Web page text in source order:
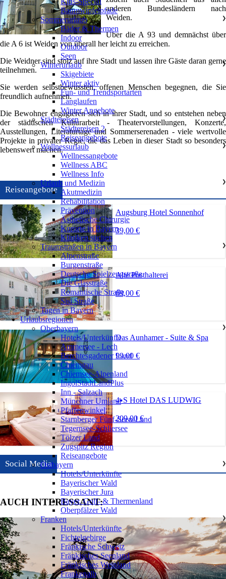
anderen Bundesländern nach
Weiden.
Über die A 93 und demnächst über
die A 6 ist Weiden von überall her leicht zu erreichen.
Die Weidner sind stolz auf ihre Stadt und lassen ihre Gäste daran gerne
teilnehmen.
Sie werden selbstbewussten, offenen Menschen begegnen, die Sie
freundlich aufnehmen.
Die Bewohner engagieren sich in ihrer Stadt, und so entstehen neben
der städtischen Kulturarbeit - Theatervorstellungen, Konzerte,
Ausstellungen, Literaturtage und Sommerserenaden - viele wertvolle
Projekte in privater Regie, die das Leben in dieser Stadt so besonders
lebenswert machen.
Reiseangebote
Augsburg Hotel Sonnenhof
39,00 €
Alte Posthalterei
69,00 €
Das Aunhamer - Suite & Spa
99,00 €
4⭑S Hotel DAS LUDWIG
209,00 €
Social Media
AUCH INTERESSANT:
Baumwipfelpfade
Sommerurlaub
❯
Bäder & Thermen
Indoor
Outdoor
Seen
Winterurlaub
❯
Skigebiete
Winter aktiv
Fun- und Trendsportarten
Langlaufen
Winter Angebote
Städtereisen
❯
Städtereisen 2
Reiseangebote
Wellnessurlaub
❯
Wellnessangebote
Wellness ABC
Wellness Info
Urlaub und Medizin
❯
Akutmedizin
Rehabilitation
Prävention
Ästhetische Chirurgie
Kurorte in Bayern
Kliniken suchen
Traumstraßen in Bayern
❯
Alpenstraße
Burgenstraße
Deutsche Spielzeugstraße
Die Glasstraße
Romantische Straße
Sisi Straße
Tagen in Bayern
Urlaubsregionen
Oberbayern
❯
Hotels/Unterkünfte
Ammersee - Lech
Berchtesgadener Land
Chiemgau
Chiemsee-Alpenland
IngolStadtLandPlus
Inn - Salzach
Münchner Umland
Pfaffenwinkel
Starnberger Fünf-Seen-Land
Tegernsee-Schliersee
Tölzer Land
Zugspitz Region
Reiseangebote
Ostbayern
❯
Hotels/Unterkünfte
Bayerischer Wald
Bayerischer Jura
Bayer. Golf- & Thermenland
Oberpfälzer Wald
Franken
❯
Hotels/Unterkünfte
Fichtelgebirge
Fränkische Schweiz
Fränkisches Seenland
Fränkisches Weinland
Frankenalb